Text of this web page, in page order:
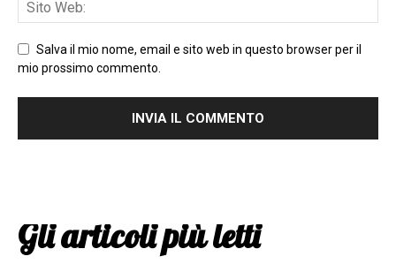
Salva il mio nome, email e sito web in questo browser per il
mio prossimo commento.
Gli articoli più letti